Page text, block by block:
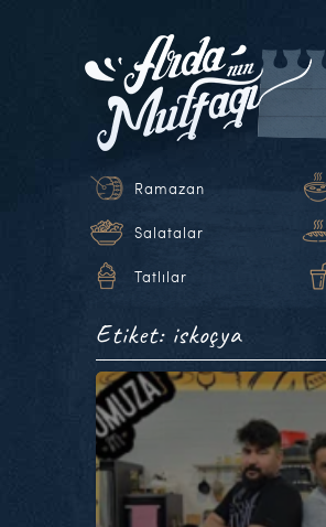
Ramazan
Salatalar
Tatlılar
Etiket: iskoçya